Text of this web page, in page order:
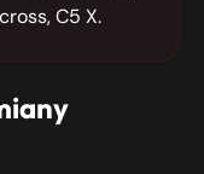
C5 X.